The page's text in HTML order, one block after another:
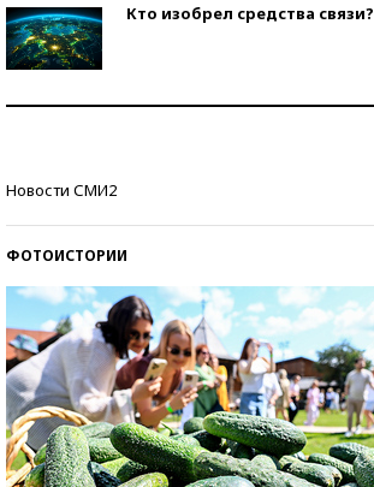
Кто изобрел средства связи?
стобалльников?
Новости СМИ2
ФОТОИСТОРИИ